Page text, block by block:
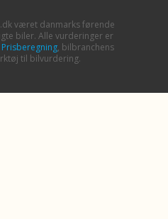
været danmarks førende
biler. Alle vurderinger er
, bilbranchens
til bilvurdering.